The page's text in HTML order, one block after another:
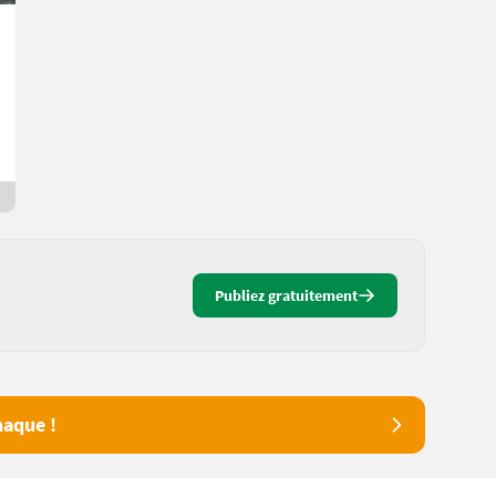
Publiez gratuitement
!